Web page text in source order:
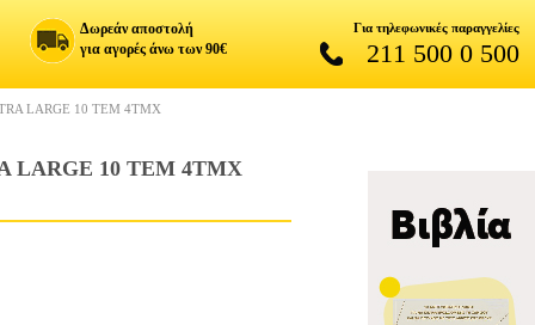
Δωρεάν αποστολή
για αγορές άνω των 90€
Για τηλεφωνικές παραγγελίες
211 500 0 500
LARGE 10 TEM 4ΤΜΧ
LARGE 10 TEM 4ΤΜΧ